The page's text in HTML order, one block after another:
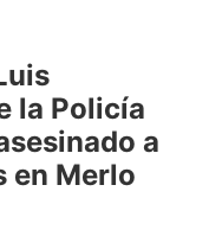
la Policía
a
en Merlo